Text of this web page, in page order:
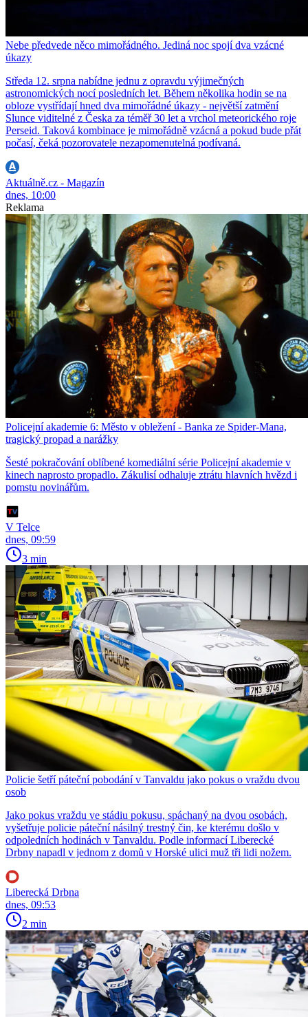
Nebe předvede něco mimořádného. Jediná noc spojí dva vzácné
úkazy
Středa 12. srpna nabídne jednu z opravdu výjimečných
astronomických nocí posledních let. Během několika hodin se na
obloze vystřídají hned dva mimořádné úkazy - největší zatmění
Slunce viditelné z Česka za téměř 30 let a vrchol meteorického roje
Perseid. Taková kombinace je mimořádně vzácná a pokud bude přát
počasí, čeká pozorovatele nezapomenutelná podívaná.
Aktuálně.cz - Magazín
dnes, 10:00
Reklama
Policejní akademie 6: Město v obležení - Banka ze Spider-Mana,
tragický propad a narážky
Šesté pokračování oblíbené komediální série Policejní akademie v
kinech naprosto propadlo. Zákulisí odhaluje ztrátu hlavních hvězd i
pomstu novinářům.
V Telce
dnes, 09:59
3 min
Policie šetří páteční pobodání v Tanvaldu jako pokus o vraždu dvou
osob
Jako pokus vraždu ve stádiu pokusu, spáchaný na dvou osobách,
vyšetřuje policie páteční násilný trestný čin, ke kterému došlo v
odpoledních hodinách v Tanvaldu. Podle informací Liberecké
Drbny napadl v jednom z domů v Horské ulici muž tři lidi nožem.
Liberecká Drbna
dnes, 09:53
2 min